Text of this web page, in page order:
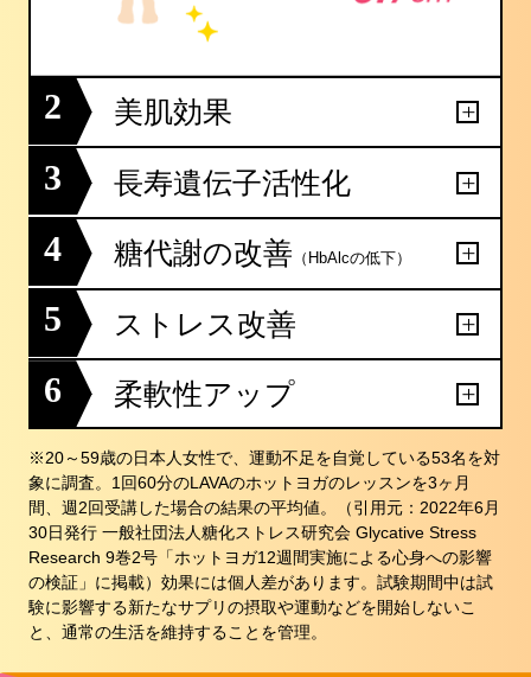
2 美肌効果
3 長寿遺伝子活性化
4 糖代謝の改善 （HbAlcの低下）
5 ストレス改善
6 柔軟性アップ
※20～59歳の日本人女性で、運動不足を自覚している53名を対
象に調査。1回60分のLAVAのホットヨガのレッスンを3ヶ月
間、週2回受講した場合の結果の平均値。（引用元：2022年6月
30日発行 一般社団法人糖化ストレス研究会 Glycative Stress
Research 9巻2号「ホットヨガ12週間実施による心身への影響
の検証」に掲載）効果には個人差があります。試験期間中は試
験に影響する新たなサプリの摂取や運動などを開始しないこ
と、通常の生活を維持することを管理。